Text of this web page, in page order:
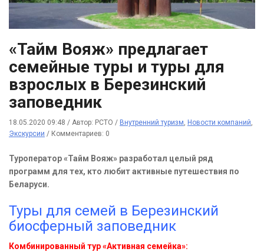
«Тайм Вояж» предлагает
семейные туры и туры для
взрослых в Березинский
заповедник
18.05.2020 09:48 / Автор: РСТО / Внутренний туризм, Новости компаний,
Экскурсии / Комментариев: 0
Туроператор «Тайм Вояж» разработал целый ряд
программ для тех, кто любит активные путешествия по
Беларуси.
Туры для семей в Березинский
биосферный заповедник
Комбинированный тур «Активная семейка»: